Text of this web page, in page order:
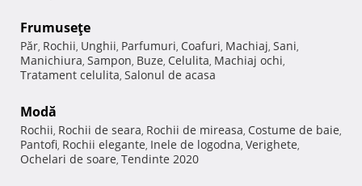
Frumuseţe
Păr, Rochii, Unghii, Parfumuri, Coafuri, Machiaj, Sani,
Manichiura, Sampon, Buze, Celulita, Machiaj ochi,
Tratament celulita, Salonul de acasa
Modă
Rochii, Rochii de seara, Rochii de mireasa, Costume de baie,
Pantofi, Rochii elegante, Inele de logodna, Verighete,
Ochelari de soare, Tendinte 2020